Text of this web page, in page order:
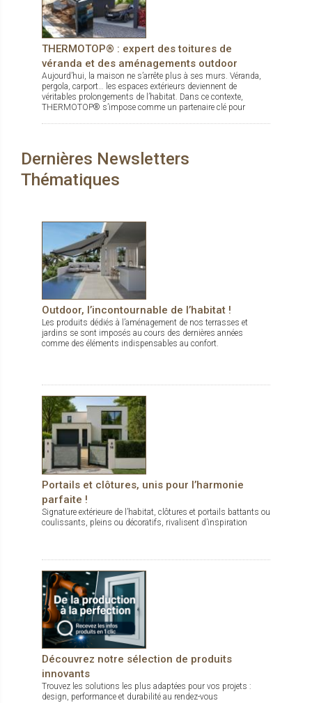
THERMOTOP® : expert des toitures de
véranda et des aménagements outdoor
Aujourd’hui, la maison ne s’arrête plus à ses murs. Véranda,
pergola, carport… les espaces extérieurs deviennent de
véritables prolongements de l’habitat. Dans ce contexte,
THERMOTOP® s’impose comme un partenaire clé pour
Dernières Newsletters
Thématiques
Outdoor, l’incontournable de l’habitat !
Les produits dédiés à l’aménagement de nos terrasses et
jardins se sont imposés au cours des dernières années
comme des éléments indispensables au confort.
Portails et clôtures, unis pour l’harmonie
parfaite !
Signature extérieure de l’habitat, clôtures et portails battants ou
coulissants, pleins ou décoratifs, rivalisent d’inspiration
Découvrez notre sélection de produits
innovants
Trouvez les solutions les plus adaptées pour vos projets :
design, performance et durabilité au rendez-vous